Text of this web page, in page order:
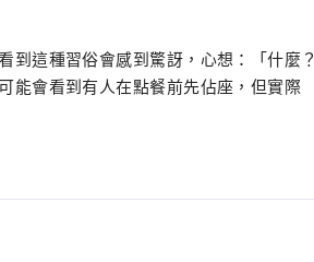
到這種習俗會感到驚訝，心想：「什麼？
能會看到有人在點餐前先佔座，但實際